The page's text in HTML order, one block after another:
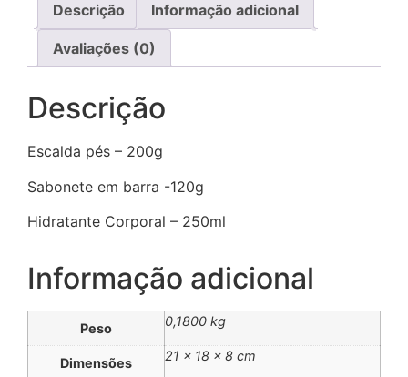
Descrição Informação adicional
Avaliações (0)
Descrição
Escalda pés – 200g
Sabonete em barra -120g
Hidratante Corporal – 250ml
Informação adicional
Peso 0,1800 kg
Dimensões 21 × 18 × 8 cm